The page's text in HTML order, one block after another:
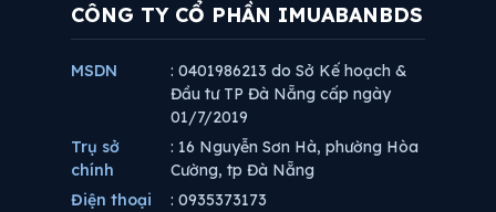
CÔNG TY CỔ PHẦN IMUABANBDS
MSDN
: 0401986213 do Sở Kế hoạch &
Đầu tư TP Đà Nẵng cấp ngày
01/7/2019
Trụ sở
chính
: 16 Nguyễn Sơn Hà, phường Hòa
Cường, tp Đà Nẵng
Điện thoại
: 0935373173